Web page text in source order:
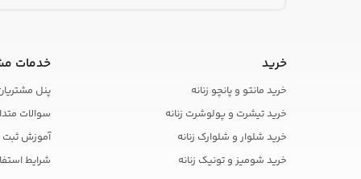
قهوه ای
قهوه ای تیره
کرم
گلبهی
مشکی
تونیک زنانه
تونیک زنانهلباسی است که از شانه تا جایی بین باسن و
بسیاری از مردم تعجب می کنند که آیا تونیک یک بلوز
بنابراین یک تونیک بهتر است به عنوان یک شومیز با
خرید
خرید مانتو و پانچو زنانه
خرید تیشرت و پولوشرت زنانه
خرید شلوار و شلوارک زنانه
خرید شومیز و تونیک زنانه
خدمات
پنل
سوالات
آموزش
شرایط